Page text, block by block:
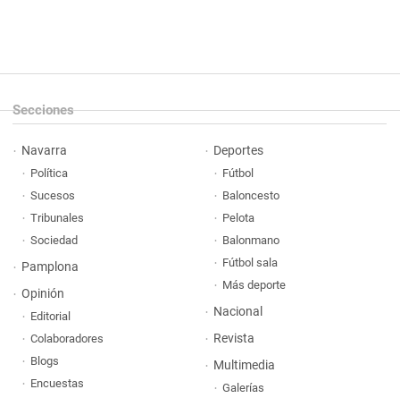
Secciones
Navarra
Política
Sucesos
Tribunales
Sociedad
Pamplona
Opinión
Editorial
Colaboradores
Blogs
Encuestas
Deportes
Fútbol
Baloncesto
Pelota
Balonmano
Fútbol sala
Más deporte
Nacional
Revista
Multimedia
Galerías